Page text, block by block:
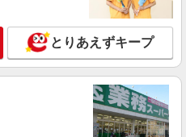
とりあえずキープ